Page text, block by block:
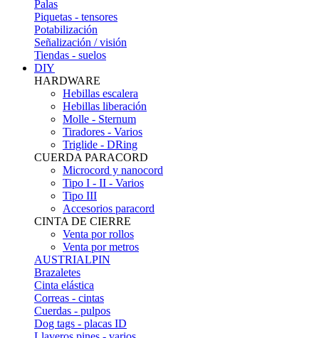
Palas
Piquetas - tensores
Potabilización
Señalización / visión
Tiendas - suelos
DIY
HARDWARE
Hebillas escalera
Hebillas liberación
Molle - Sternum
Tiradores - Varios
Triglide - DRing
CUERDA PARACORD
Microcord y nanocord
Tipo I - II - Varios
Tipo III
Accesorios paracord
CINTA DE CIERRE
Venta por rollos
Venta por metros
AUSTRIALPIN
Brazaletes
Cinta elástica
Correas - cintas
Cuerdas - pulpos
Dog tags - placas ID